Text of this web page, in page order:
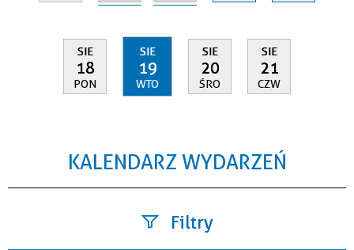
SIE
18
PON
SIE
19
WTO
SIE
20
ŚRO
SIE
21
CZW
KALENDARZ WYDARZEŃ
Filtry